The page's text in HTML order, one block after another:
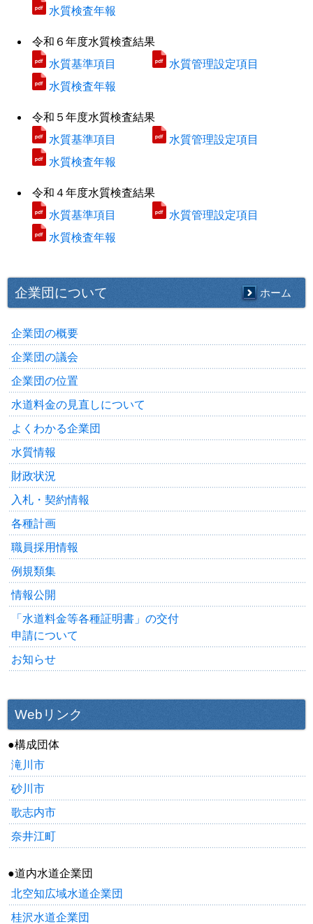
水質検査年報
令和６年度水質検査結果
水質基準項目
水質管理設定項目
水質検査年報
令和５年度水質検査結果
水質基準項目
水質管理設定項目
水質検査年報
令和４年度水質検査結果
水質基準項目
水質管理設定項目
水質検査年報
企業団について ホーム
企業団の概要
企業団の議会
企業団の位置
水道料金の見直しについて
よくわかる企業団
水質情報
財政状況
入札・契約情報
各種計画
職員採用情報
例規類集
情報公開
「水道料金等各種証明書」の交付
申請について
お知らせ
Webリンク
●構成団体
滝川市
砂川市
歌志内市
奈井江町
●道内水道企業団
北空知広域水道企業団
桂沢水道企業団